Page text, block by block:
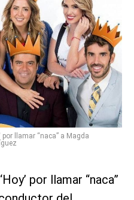
llamar “naca” a Magda
por llamar “naca”